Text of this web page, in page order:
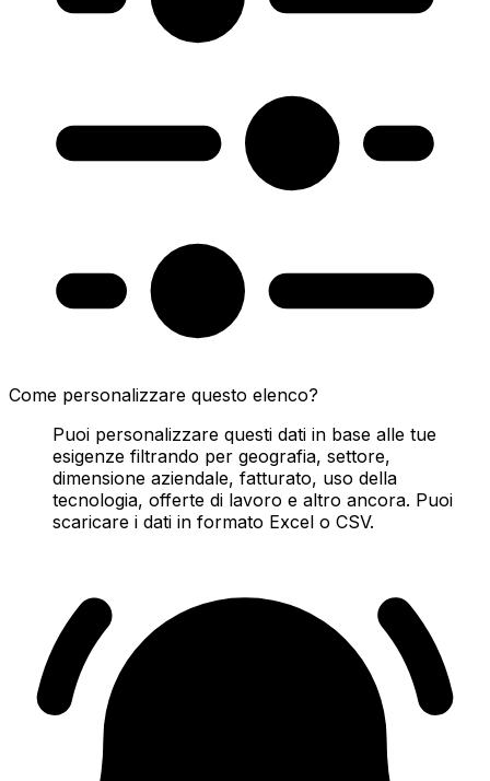
Come personalizzare questo elenco?
Puoi personalizzare questi dati in base alle tue
esigenze filtrando per geografia, settore,
dimensione aziendale, fatturato, uso della
tecnologia, offerte di lavoro e altro ancora. Puoi
scaricare i dati in formato Excel o CSV.